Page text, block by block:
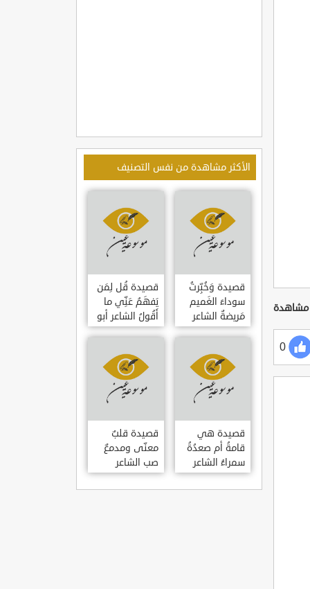
0
الأكثر مشاهدة من نفس التصنيف
قصيدة وَخُبِّرتُ
سوداءَ الغَميم
مَريضةٌ الشاعر
العوام بن عقبة
قصيدة قُل لِمَن
يَفهَمُ عَنِّي ما
أَقُولُ الشاعر أبو
حامد الغزالي
قصيدة هي
قامةُ أم صعدُةُ
سمراءُ الشاعر
سيف الدين
المشد
قصيدة قلبٌ
معنّى ومدمعٌ
صب الشاعر
سيف الدين
المشد